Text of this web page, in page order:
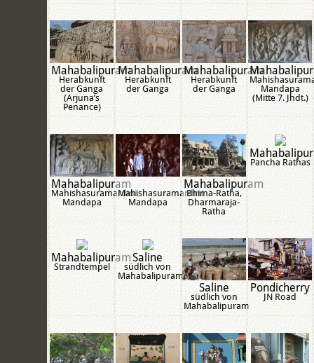
Mahabalipuram
Herabkunft
der Ganga
(Arjuna’s
Penance)
Mahabalipuram
Herabkunft
der Ganga
Mahabalipuram
Herabkunft
der Ganga Mandapa
(Mitte 7. Jhdt.)
Mahabalipuram
Mahishasuramardini
Mandapa
Mahishasuramardini
Mandapa
Mahabalipuram
Bhima-Ratha,
Dharmaraja-
Ratha
Pancha Rathas
Mahabalipuram
Strandtempel
Saline
südlich von
Mahabalipuram
Saline
südlich von
Mahabalipuram
Pondicherry
JN Road